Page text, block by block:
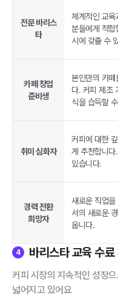
전문 바리스
타
체계적인 교육
분들에게 적
시에 갖출 수
카페 창업
준비생
본인만의 카페
다. 커피 제조
식을 습득할
취미 심화자
커피에 대한
게 추천합니다
있습니다.
경력 전환
희망자
새로운 직업을
서의 새로운
웁니다.
4 바리스타 교육 수
커피 시장의 지속적인 성장
넓어지고 있어요